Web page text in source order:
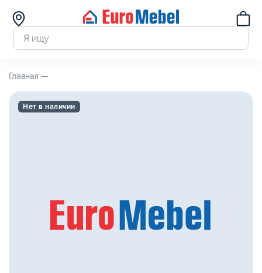
Главная —
Нет в наличии